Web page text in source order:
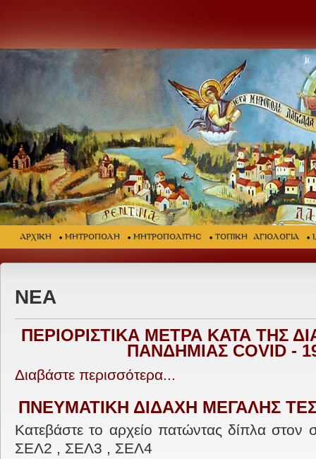
ΑΡΧΙΚΗ ΜΗΤΡΟΠΟΛΗ ΜΗΤΡΟΠΟΛΙΤΗΣ ΤΟΠΙΚΗ ΑΓΙΟΛΟΓΙΑ
ΝΕΑ
ΠΕΡΙΟΡΙΣΤΙΚΑ ΜΕΤΡΑ ΚΑΤΑ ΤΗΣ
ΠΑΝΔΗΜΙΑΣ COVID -
Διαβάστε περισσότερα...
ΠΝΕΥΜΑΤΙΚΗ ΔΙΔΑΧΗ ΜΕΓΑΛΗΣ
Κατεβάστε το αρχείο πατώντας δίπλα
ΣΕΛ2 , ΣΕΛ3 , ΣΕΛ4